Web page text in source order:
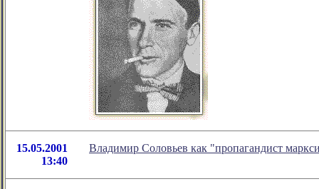
15.05.2001
13:40
Владимир Соловьев как "пропагандист